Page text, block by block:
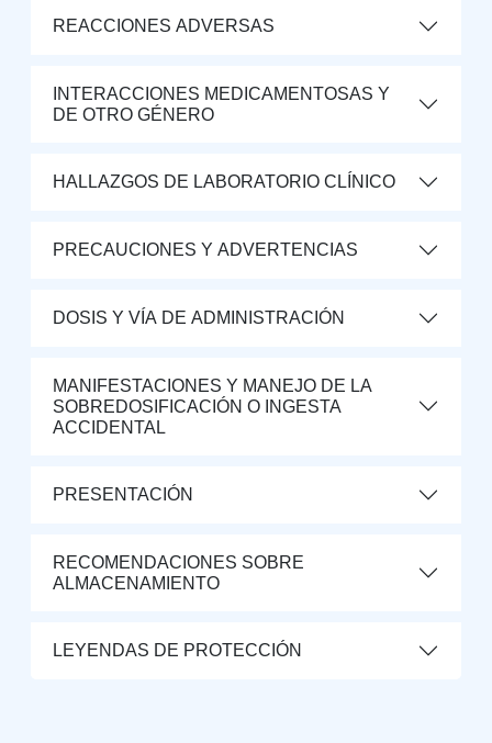
REACCIONES ADVERSAS
INTERACCIONES MEDICAMENTOSAS Y
DE OTRO GÉNERO
HALLAZGOS DE LABORATORIO CLÍNICO
PRECAUCIONES Y ADVERTENCIAS
DOSIS Y VÍA DE ADMINISTRACIÓN
MANIFESTACIONES Y MANEJO DE LA
SOBREDOSIFICACIÓN O INGESTA
ACCIDENTAL
PRESENTACIÓN
RECOMENDACIONES SOBRE
ALMACENAMIENTO
LEYENDAS DE PROTECCIÓN